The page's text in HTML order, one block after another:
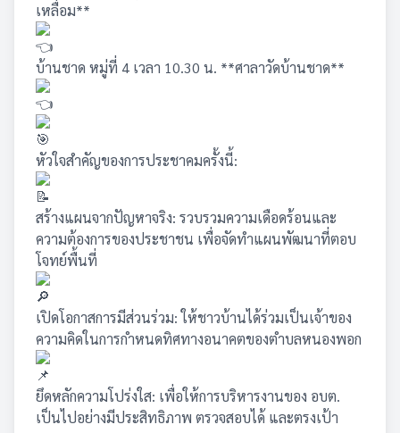
เหลื่อม**
บ้านชาด หมู่ที่ 4 เวลา 10.30 น. **ศาลาวัดบ้านชาด**
หัวใจสำคัญของการประชาคมครั้งนี้:
สร้างแผนจากปัญหาจริง: รวบรวมความเดือดร้อนและ
ความต้องการของประชาชน เพื่อจัดทำแผนพัฒนาที่ตอบ
โจทย์พื้นที่
เปิดโอกาสการมีส่วนร่วม: ให้ชาวบ้านได้ร่วมเป็นเจ้าของ
ความคิดในการกำหนดทิศทางอนาคตของตำบลหนองพอก
ยึดหลักความโปร่งใส: เพื่อให้การบริหารงานของ อบต.
เป็นไปอย่างมีประสิทธิภาพ ตรวจสอบได้ และตรงเป้า